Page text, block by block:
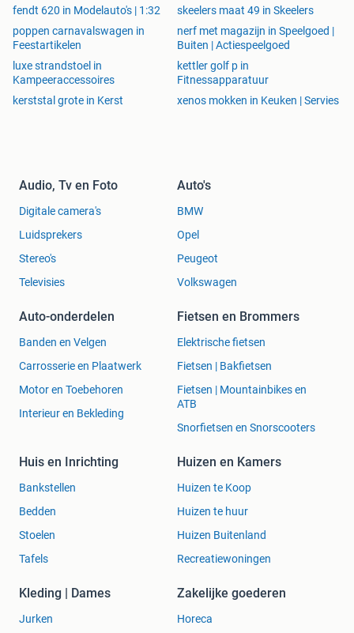
fendt 620 in Modelauto's | 1:32
skeelers maat 49 in Skeelers
poppen carnavalswagen in
Feestartikelen
nerf met magazijn in Speelgoed |
Buiten | Actiespeelgoed
luxe strandstoel in
Kampeeraccessoires
kettler golf p in
Fitnessapparatuur
kerststal grote in Kerst
xenos mokken in Keuken | Servies
Audio, Tv en Foto
Digitale camera's
Luidsprekers
Stereo's
Televisies
Auto's
BMW
Opel
Peugeot
Volkswagen
Auto-onderdelen
Banden en Velgen
Carrosserie en Plaatwerk
Motor en Toebehoren
Interieur en Bekleding
Fietsen en Brommers
Elektrische fietsen
Fietsen | Bakfietsen
Fietsen | Mountainbikes en
ATB
Snorfietsen en Snorscooters
Huis en Inrichting
Bankstellen
Bedden
Stoelen
Tafels
Huizen en Kamers
Huizen te Koop
Huizen te huur
Huizen Buitenland
Recreatiewoningen
Kleding | Dames
Jurken
Zakelijke goederen
Horeca